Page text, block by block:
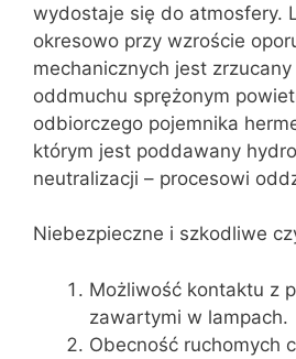
wydostaje się do atmosfery.
okresowo przy wzroście
mechanicznych jest
oddmuchu sprężonym
odbiorczego pojemnika
którym jest poddawany
neutralizacji – procesowi
Niebezpieczne i szkodliwe
Możliwość kontaktu z
zawartymi w lampach.
Obecność ruchomych